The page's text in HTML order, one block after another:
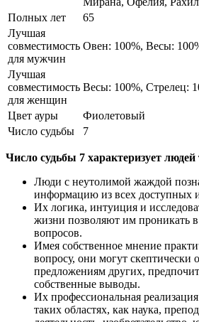
Полных лет
65
Лучшая
совместимость
для мужчин
Овен: 100%, Весы:
Лучшая
совместимость
для женщин
Весы: 100%, Стрелец:
Цвет ауры
Фиолетовый
Число судьбы
7
Число судьбы 7 характеризует
Люди с неутолимой жаждой
информацию из всех доступных
Их логика, интуиция и
жизни позволяют им проникать
вопросов.
Имея собственное мнение
вопросу, они могут скептически
предложениям других,
собственные выводы.
Их профессиональная
таких областях, как наука,